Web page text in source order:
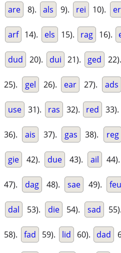
are 8). als 9). rei 10).
arf 14). els 15). rag 16).
dud 20). dui 21). ged 22).
25). gel 26). ear 27). ads
use 31). ras 32). red 33).
36). ais 37). gas 38). reg
gie 42). due 43). ail 44).
47). dag 48). sae 49). feu
dal 53). die 54). sad 55).
58). fad 59). lid 60). dad